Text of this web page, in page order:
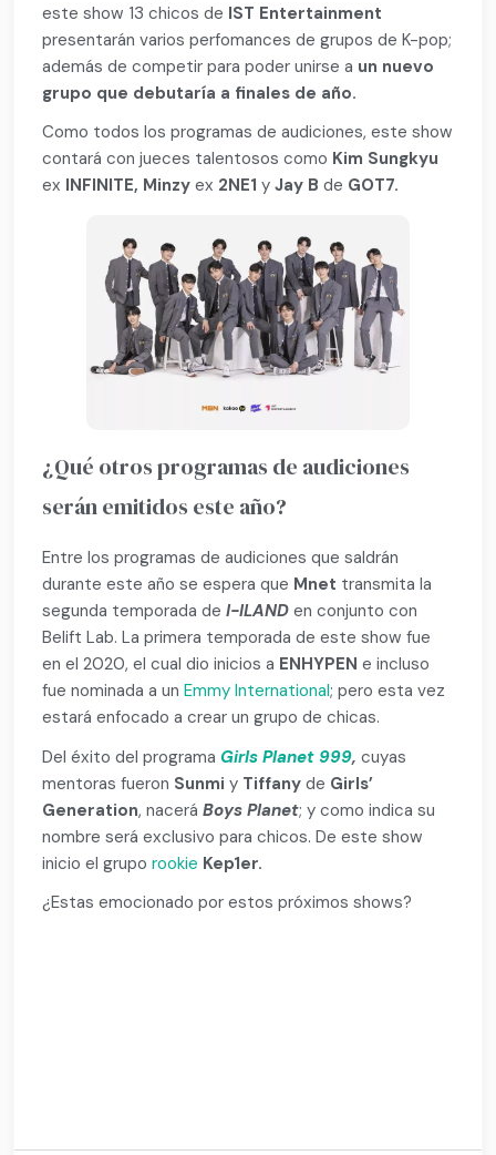
este show 13 chicos de IST Entertainment
presentarán varios perfomances de grupos de K-pop;
además de competir para poder unirse a un nuevo
grupo que debutaría a finales de año.
Como todos los programas de audiciones, este show
contará con jueces talentosos como Kim Sungkyu
ex INFINITE, Minzyex 2NE1 yJay B de GOT7.
¿Qué otros programas de audiciones
serán emitidos este año?
Entre los programas de audiciones que saldrán
durante este año se espera que Mnet transmita la
segunda temporada deI-ILAND en conjunto con
Belift Lab. La primera temporada de este show fue
en el 2020, el cual dio inicios a ENHYPENe incluso
fue nominada a unEmmy International; pero esta vez
estará enfocado a crear un grupo de chicas.
Del éxito del programa Girls Planet 999, cuyas
mentoras fueron Sunmiy Tiffanyde Girls’
Generation, naceráBoys Planet; y como indica su
nombre será exclusivo para chicos. De este show
inicio el gruporookie Kep1er.
¿Estas emocionado por estos próximos shows?